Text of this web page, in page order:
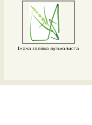
Їжача голівка вузьколиста